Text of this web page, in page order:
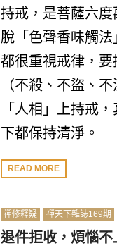
持戒，是菩薩六
脫「色聲香味觸
都很重視戒律，
（不殺、不盜、
「人相」上持戒
下都保持清淨。
READ MORE
禪修釋疑 禪天下雜誌169期
退件拒收，煩惱不